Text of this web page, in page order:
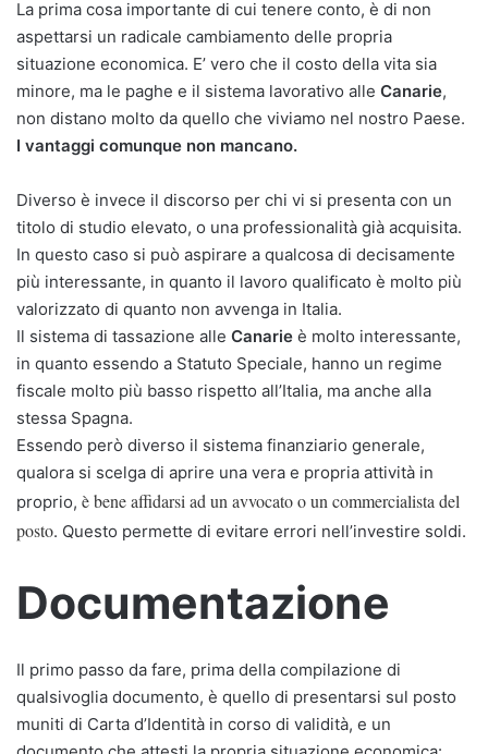
La prima cosa importante di cui tenere conto, è di non
aspettarsi un radicale cambiamento delle propria
situazione economica. E’ vero che il costo della vita sia
minore, ma le paghe e il sistema lavorativo alle Canarie,
non distano molto da quello che viviamo nel nostro Paese.
I vantaggi comunque non mancano.
Diverso è invece il discorso per chi vi si presenta con un
titolo di studio elevato, o una professionalità già acquisita.
In questo caso si può aspirare a qualcosa di decisamente
più interessante, in quanto il lavoro qualificato è molto più
valorizzato di quanto non avvenga in Italia.
Il sistema di tassazione alle Canarie è molto interessante,
in quanto essendo a Statuto Speciale, hanno un regime
fiscale molto più basso rispetto all’Italia, ma anche alla
stessa Spagna.
Essendo però diverso il sistema finanziario generale,
qualora si scelga di aprire una vera e propria attività in
proprio, è bene affidarsi ad un avvocato o un commercialista del
posto. Questo permette di evitare errori nell’investire soldi.
Documentazione
Il primo passo da fare, prima della compilazione di
qualsivoglia documento, è quello di presentarsi sul posto
muniti di Carta d’Identità in corso di validità, e un